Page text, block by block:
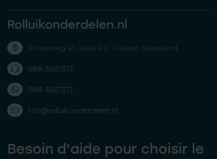
Rolluikonderdelen.nl
Bolderweg 43, 8243 RD Lelystad, Nederland
088-3667373
088-3667373
info@rolluikonderdelen.nl
Besoin d'aide pour choisir le